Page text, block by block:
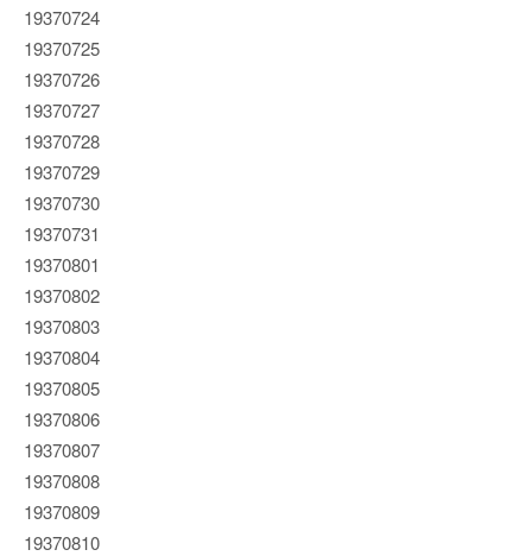
19370724
19370725
19370726
19370727
19370728
19370729
19370730
19370731
19370801
19370802
19370803
19370804
19370805
19370806
19370807
19370808
19370809
19370810